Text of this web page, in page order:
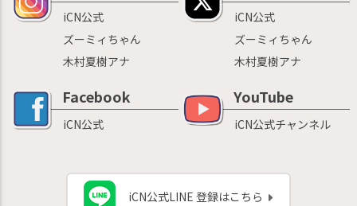
iCN公式
ズーミィちゃん
木村夏樹アナ
iCN公式
ズーミィちゃん
木村夏樹アナ
Facebook
iCN公式
YouTube
iCN公式チャンネル
iCN公式LINE 登録はこちら